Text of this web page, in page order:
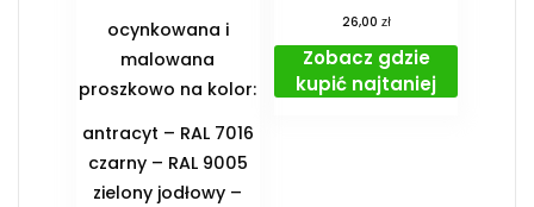
ocynkowana i
malowana
proszkowo na kolor:
antracyt – RAL 7016
czarny – RAL 9005
zielony jodłowy –
26,00 zł
Zobacz gdzie
kupić najtaniej